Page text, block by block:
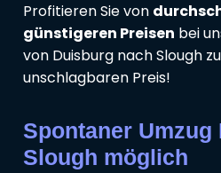
Profitieren Sie von
günstigeren Preisen bei
von Duisburg nach Slough
unschlagbaren Preis!
Spontaner Umzug
Slough möglich